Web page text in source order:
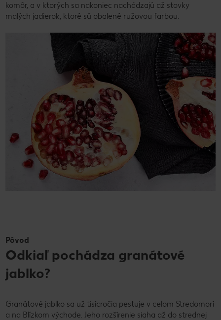
komôr, a v ktorých sa nakoniec nachádzajú až stovky
malých jadierok, ktoré sú obalené ružovou farbou.
Pôvod
Odkiaľ pochádza granátové
jablko?
Granátové jablko sa už tisícročia pestuje v celom Stredomorí
a na Blízkom východe. Jeho rozšírenie siaha až do strednej